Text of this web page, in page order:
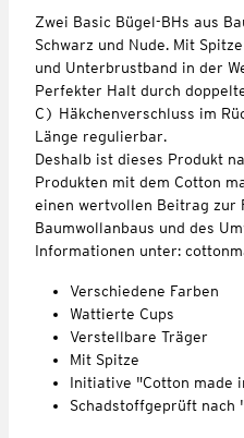
Zwei Basic Bügel-BHs aus
Schwarz und Nude. Mit
und Unterbrustband in der
Perfekter Halt durch
C) Häkchenverschluss im
Länge regulierbar.
Deshalb ist dieses Produkt
Produkten mit dem Cotton
einen wertvollen Beitrag zur
Baumwollanbaus und des
Informationen unter:
Verschiedene Farben
Wattierte Cups
Verstellbare Träger
Mit Spitze
Initiative "Cotton made
Schadstoffgeprüft nach